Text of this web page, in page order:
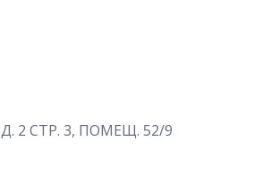
2 СТР. 3, ПОМЕЩ. 52/9